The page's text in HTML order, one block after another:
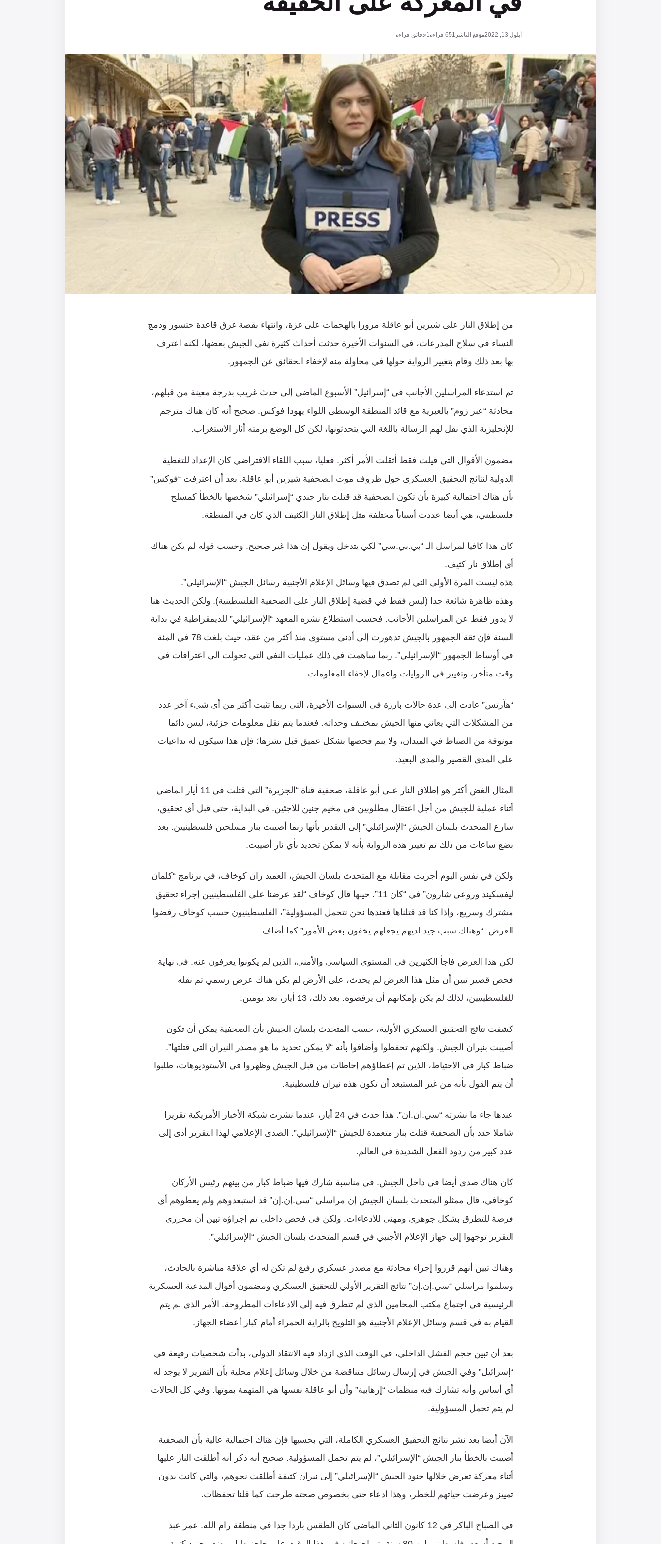
أيلول 13, 2022 موقع الناشر 651 قراءة1 دقائق قراءة
من إطلاق النار على شيرين أبو عاقلة مرورا بالهجمات على غزة، وانتهاء بقصة غرق قاعدة حتسور ودمج
النساء في سلاح المدرعات، في السنوات الأخيرة حدثت أحداث كثيرة نفى الجيش بعضها، لكنه اعترف
بها بعد ذلك وقام بتغيير الرواية حولها في محاولة منه لإخفاء الحقائق عن الجمهور.
تم استدعاء المراسلين الأجانب في “إسرائيل” الأسبوع الماضي إلى حدث غريب بدرجة معينة من قبلهم،
محادثة “عبر زوم” بالعبرية مع قائد المنطقة الوسطى اللواء يهودا فوكس. صحيح أنه كان هناك مترجم
للإنجليزية الذي نقل لهم الرسالة باللغة التي يتحدثونها، لكن كل الوضع برمته أثار الاستغراب.
مضمون الأقوال التي قيلت فقط أثقلت الأمر أكثر. فعليا، سبب اللقاء الافتراضي كان الإعداد للتغطية
الدولية لنتائج التحقيق العسكري حول ظروف موت الصحفية شيرين أبو عاقلة. بعد أن اعترفت “فوكس”
بأن هناك احتمالية كبيرة بأن تكون الصحفية قد قتلت بنار جندي “إسرائيلي” شخصها بالخطأ كمسلح
فلسطيني، هي أيضا عددت أسباباً مختلفة مثل إطلاق النار الكثيف الذي كان في المنطقة.
كان هذا كافيا لمراسل الـ “بي.بي.سي” لكي يتدخل ويقول إن هذا غير صحيح. وحسب قوله لم يكن هناك
أي إطلاق نار كثيف.
هذه ليست المرة الأولى التي لم تصدق فيها وسائل الإعلام الأجنبية رسائل الجيش “الإسرائيلي”.
وهذه ظاهرة شائعة جدا (ليس فقط في قضية إطلاق النار على الصحفية الفلسطينية). ولكن الحديث هنا
لا يدور فقط عن المراسلين الأجانب. فحسب استطلاع نشره المعهد “الإسرائيلي” للديمقراطية في بداية
السنة فإن ثقة الجمهور بالجيش تدهورت إلى أدنى مستوى منذ أكثر من عقد، حيث بلغت 78 في المئة
في أوساط الجمهور “الإسرائيلي”. ربما ساهمت في ذلك عمليات النفي التي تحولت الى اعترافات في
وقت متأخر، وتغيير في الروايات واعمال لإخفاء المعلومات.
“هآرتس” عادت إلى عدة حالات بارزة في السنوات الأخيرة، التي ربما تثبت أكثر من أي شيء آخر عدد
من المشكلات التي يعاني منها الجيش بمختلف وحداته. فعندما يتم نقل معلومات جزئية، ليس دائما
موثوقة من الضباط في الميدان، ولا يتم فحصها بشكل عميق قبل نشرها؛ فإن هذا سيكون له تداعيات
على المدى القصير والمدى البعيد.
المثال الغض أكثر هو إطلاق النار على أبو عاقلة، صحفية قناة “الجزيرة” التي قتلت في 11 أيار الماضي
أثناء عملية للجيش من أجل اعتقال مطلوبين في مخيم جنين للاجئين. في البداية، حتى قبل أي تحقيق،
سارع المتحدث بلسان الجيش “الإسرائيلي” إلى التقدير بأنها ربما أصيبت بنار مسلحين فلسطينيين. بعد
بضع ساعات من ذلك تم تغيير هذه الرواية بأنه لا يمكن تحديد بأي نار أصيبت.
ولكن في نفس اليوم أجريت مقابلة مع المتحدث بلسان الجيش، العميد ران كوخاف، في برنامج “كلمان
ليفسكيند وروعي شارون” في “كان 11”. حينها قال كوخاف “لقد عرضنا على الفلسطينيين إجراء تحقيق
مشترك وسريع، وإذا كنا قد قتلناها فعندها نحن نتحمل المسؤولية”، الفلسطينيون حسب كوخاف رفضوا
العرض. “وهناك سبب جيد لديهم يجعلهم يخفون بعض الأمور” كما أضاف.
لكن هذا العرض فاجأ الكثيرين في المستوى السياسي والأمني، الذين لم يكونوا يعرفون عنه. في نهاية
فحص قصير تبين أن مثل هذا العرض لم يحدث، على الأرض لم يكن هناك عرض رسمي تم نقله
للفلسطينيين، لذلك لم يكن بإمكانهم أن يرفضوه. بعد ذلك، 13 أيار، بعد يومين.
كشفت نتائج التحقيق العسكري الأولية، حسب المتحدث بلسان الجيش بأن الصحفية يمكن أن تكون
أصيبت بنيران الجيش. ولكنهم تحفظوا وأضافوا بأنه “لا يمكن تحديد ما هو مصدر النيران التي قتلتها”.
ضباط كبار في الاحتياط، الذين تم إعطاؤهم إحاطات من قبل الجيش وظهروا في الأستوديوهات، طلبوا
أن يتم القول بأنه من غير المستبعد أن تكون هذه نيران فلسطينية.
عندها جاء ما نشرته “سي.ان.ان”. هذا حدث في 24 أيار، عندما نشرت شبكة الأخبار الأمريكية تقريرا
شاملا حدد بأن الصحفية قتلت بنار متعمدة للجيش “الإسرائيلي”. الصدى الإعلامي لهذا التقرير أدى إلى
عدد كبير من ردود الفعل الشديدة في العالم.
كان هناك صدى أيضا في داخل الجيش. في مناسبة شارك فيها ضباط كبار من بينهم رئيس الأركان
كوخافي، قال ممثلو المتحدث بلسان الجيش إن مراسلي “سي.إن.إن” قد استبعدوهم ولم يعطوهم أي
فرصة للتطرق بشكل جوهري ومهني للادعاءات. ولكن في فحص داخلي تم إجراؤه تبين أن محرري
التقرير توجهوا إلى جهاز الإعلام الأجنبي في قسم المتحدث بلسان الجيش “الإسرائيلي”.
وهناك تبين أنهم قرروا إجراء محادثة مع مصدر عسكري رفيع لم تكن له أي علاقة مباشرة بالحادث،
وسلموا مراسلي “سي.إن.إن” نتائج التقرير الأولي للتحقيق العسكري ومضمون أقوال المدعية العسكرية
الرئيسية في اجتماع مكتب المحامين الذي لم تتطرق فيه إلى الادعاءات المطروحة. الأمر الذي لم يتم
القيام به في قسم وسائل الإعلام الأجنبية هو التلويح بالراية الحمراء أمام كبار أعضاء الجهاز.
بعد أن تبين حجم الفشل الداخلي، في الوقت الذي ازداد فيه الانتقاد الدولي، بدأت شخصيات رفيعة في
“إسرائيل” وفي الجيش في إرسال رسائل متناقضة من خلال وسائل إعلام محلية بأن التقرير لا يوجد له
أي أساس وأنه تشارك فيه منظمات “إرهابية” وأن أبو عاقلة نفسها هي المتهمة بموتها. وفي كل الحالات
لم يتم تحمل المسؤولية.
الآن أيضا بعد نشر نتائج التحقيق العسكري الكاملة، التي بحسبها فإن هناك احتمالية عالية بأن الصحفية
أصيبت بالخطأ بنار الجيش “الإسرائيلي”، لم يتم تحمل المسؤولية. صحيح أنه ذكر أنه أطلقت النار عليها
أثناء معركة تعرض خلالها جنود الجيش “الإسرائيلي” إلى نيران كثيفة أطلقت نحوهم، والتي كانت بدون
تمييز وعرضت حياتهم للخطر، وهذا ادعاء حتى بخصوص صحته طرحت كما قلنا تحفظات.
في الصباح الباكر في 12 كانون الثاني الماضي كان الطقس باردا جدا في منطقة رام الله. عمر عبد